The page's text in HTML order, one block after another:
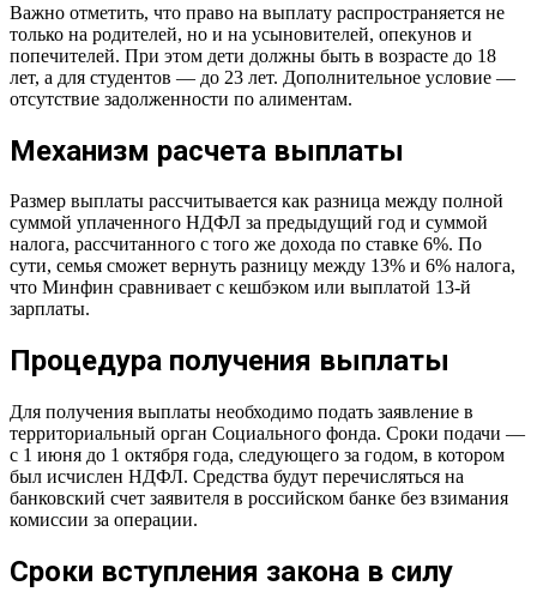
Важно отметить, что право на выплату распространяется не
только на родителей, но и на усыновителей, опекунов и
попечителей. При этом дети должны быть в возрасте до 18
лет, а для студентов — до 23 лет. Дополнительное условие —
отсутствие задолженности по алиментам.
Механизм расчета выплаты
Размер выплаты рассчитывается как разница между полной
суммой уплаченного НДФЛ за предыдущий год и суммой
налога, рассчитанного с того же дохода по ставке 6%. По
сути, семья сможет вернуть разницу между 13% и 6% налога,
что Минфин сравнивает с кешбэком или выплатой 13-й
зарплаты.
Процедура получения выплаты
Для получения выплаты необходимо подать заявление в
территориальный орган Социального фонда. Сроки подачи —
с 1 июня до 1 октября года, следующего за годом, в котором
был исчислен НДФЛ. Средства будут перечисляться на
банковский счет заявителя в российском банке без взимания
комиссии за операции.
Сроки вступления закона в силу